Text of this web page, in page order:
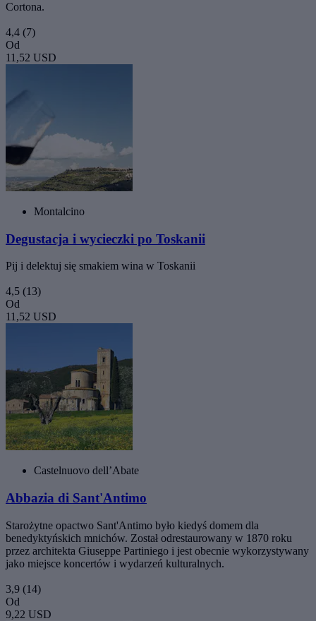
Cortona.
4,4 (7)
Od
11,52 USD
Montalcino
Degustacja i wycieczki po Toskanii
Pij i delektuj się smakiem wina w Toskanii
4,5 (13)
Od
11,52 USD
Castelnuovo dell’Abate
Abbazia di Sant'Antimo
Starożytne opactwo Sant'Antimo było kiedyś domem dla
benedyktyńskich mnichów. Został odrestaurowany w 1870 roku
przez architekta Giuseppe Partiniego i jest obecnie wykorzystywany
jako miejsce koncertów i wydarzeń kulturalnych.
3,9 (14)
Od
9,22 USD